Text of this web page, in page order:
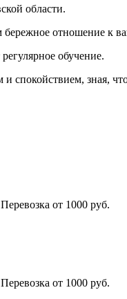
области.
бережное отношение к
обучение.
спокойствием,
Перевозка от 1000 руб.
Перевозка от 1000 руб.